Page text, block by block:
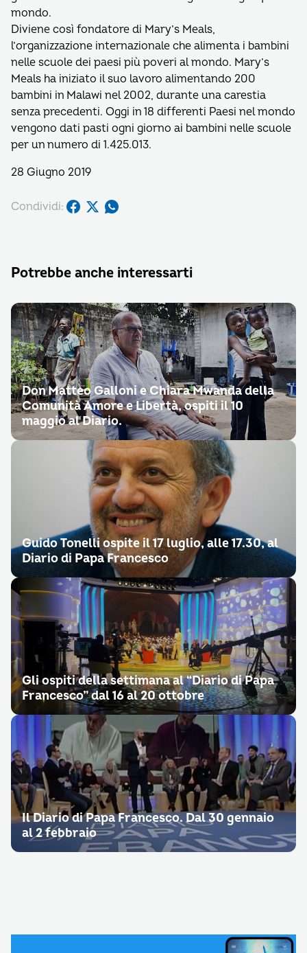
mondo.
Diviene così fondatore di Mary’s Meals,
l’organizzazione internazionale che alimenta i bambini
nelle scuole dei paesi più poveri al mondo. Mary’s
Meals ha iniziato il suo lavoro alimentando 200
bambini in Malawi nel 2002, durante una carestia
senza precedenti. Oggi in 18 differenti Paesi nel mondo
vengono dati pasti ogni giorno ai bambini nelle scuole
per un numero di 1.425.013.
28 Giugno 2019
Condividi:
Potrebbe anche interessarti
Don Matteo Galloni e Chiara Mwanda della
Comunità Amore e Libertà, ospiti il 10
maggio al Diario.
Guido Tonelli ospite il 17 luglio, alle 17.30, al
Diario di Papa Francesco
Gli ospiti della settimana al “Diario di Papa
Francesco” dal 16 al 20 ottobre
Il Diario di Papa Francesco. Dal 30 gennaio
al 2 febbraio